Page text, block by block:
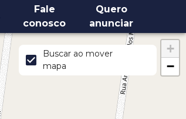
Fale
conosco
Quero
anunciar
+
−
Buscar ao mover
mapa